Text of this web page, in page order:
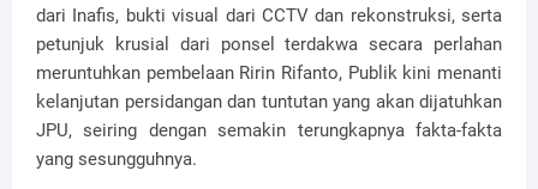
dari Inafis, bukti visual dari CCTV dan rekonstruksi, serta
petunjuk krusial dari ponsel terdakwa secara perlahan
meruntuhkan pembelaan Ririn Rifanto, Publik kini menanti
kelanjutan persidangan dan tuntutan yang akan dijatuhkan
JPU, seiring dengan semakin terungkapnya fakta-fakta
yang sesungguhnya.